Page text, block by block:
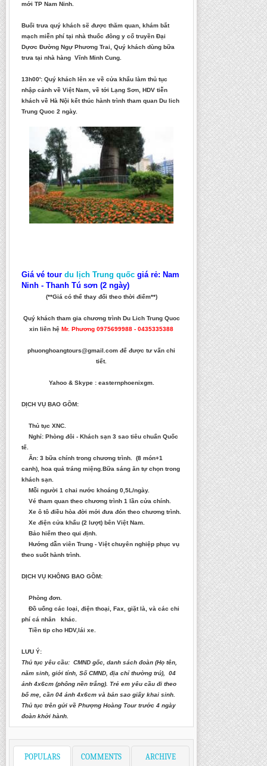
mới TP Nam Ninh.
Buổi trưa quý khách sẽ được thăm quan, khám bắt
mạch miễn phí tại nhà thuốc đông y cổ truyền Đại
Dựơc Đường Ngự Phương Trai, Quý khách dùng bữa
trưa tại nhà hàng Vĩnh Minh Cung.
13h00': Quý khách lên xe về cửa khẩu làm thủ tục
nhập cảnh về Việt Nam, về tới Lạng Sơn, HDV tiễn
khách về Hà Nội kết thúc hành trình tham quan Du lich
Trung Quoc 2 ngày.
Giá vé tour du lịch Trung quốc giá rẻ: Nam
Ninh - Thanh Tú sơn (2 ngày)
(**Giá có thể thay đổi theo thời điểm**)
Quý khách tham gia chương trình Du Lich Trung Quoc
xin liên hệ Mr. Phương 0975699988 - 0435335388
phuonghoangtours@gmail.com để được tư vấn chi
tiết.
Yahoo & Skype : easternphoenixgm.
DỊCH VỤ BAO GỒM:
Thủ tục XNC.
Nghỉ: Phòng đôi - Khách sạn 3 sao tiêu chuẩn Quốc
tế.
Ăn: 3 bữa chính trong ch­ương trình. (8 món+1
canh), hoa quả tráng miệng.Bữa sáng ăn tự chọn trong
khách sạn.
Mỗi người 1 chai nước khoáng 0,5L/ngày.
Vé tham quan theo ch­ương trình 1 lần cửa chính.
Xe ô tô điều hòa đời mới đư­a đón theo chương trình.
Xe điện cửa khẩu (2 lượt) bên Việt Nam.
Bảo hiểm theo qui định.
H­ướng dẫn viên Trung - Việt chuyên nghiệp phục vụ
theo suốt hành trình.
DỊCH VỤ KHÔNG BAO GỒM:
Phòng đơn.
Đồ uống các loại, điện thoại, Fax, giặt là, và các chi
phí cá nhân khác.
Tiền tip cho HDV,lái xe.
LƯU Ý:
Thủ tục yêu cầu: CMND gốc, danh sách đoàn (Họ tên,
năm sinh, giới tính, Số CMND, địa chỉ thường trú), 04
ảnh 4x6cm (phông nền trắng). Trẻ em yêu cầu đi theo
bố mẹ, cần 04 ảnh 4x6cm và bản sao giấy khai sinh.
Thủ tục trên gửi về Phượng Hoàng Tour tr­ước 4 ngày
đoàn khởi hành.
POPULARS COMMENTS ARCHIVE